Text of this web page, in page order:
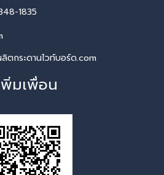
1835
ตกระดานไวท์บอร์ด.com
พิ่มเพื่อน